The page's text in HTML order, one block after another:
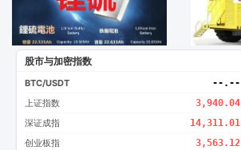
股市与加密指数
BTC/USDT --.--
上证指数 3,940.04
深证成指 14,311.01
创业板指 3,563.12